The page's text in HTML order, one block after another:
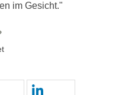
im Gesicht."